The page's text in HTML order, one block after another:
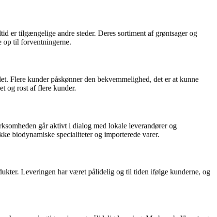
er tilgængelige andre steder. Deres sortiment af grøntsager og
op til forventningerne.
Flere kunder påskønner den bekvemmelighed, det er at kunne
og rost af flere kunder.
går aktivt i dialog med lokale leverandører og
biodynamiske specialiteter og importerede varer.
Leveringen har været pålidelig og til tiden ifølge kunderne, og